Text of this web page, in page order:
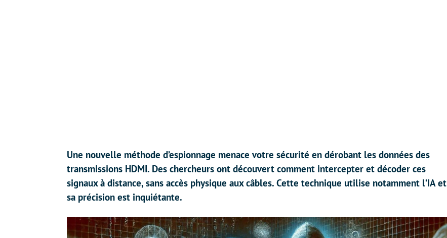
Une nouvelle méthode d’espionnage menace votre sécurité en dérobant les données des
transmissions HDMI. Des chercheurs ont découvert comment intercepter et décoder ces
signaux à distance, sans accès physique aux câbles. Cette technique utilise notamment l’IA et
sa précision est inquiétante.